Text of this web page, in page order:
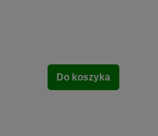
Do koszyka